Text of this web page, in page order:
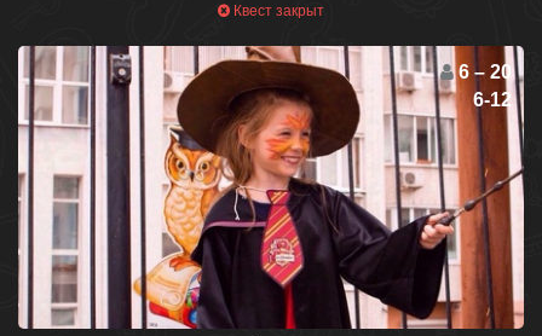
Квест закрыт
6 – 20
6-12